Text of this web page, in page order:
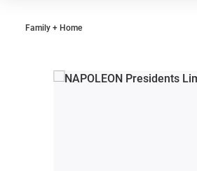
Family + Home